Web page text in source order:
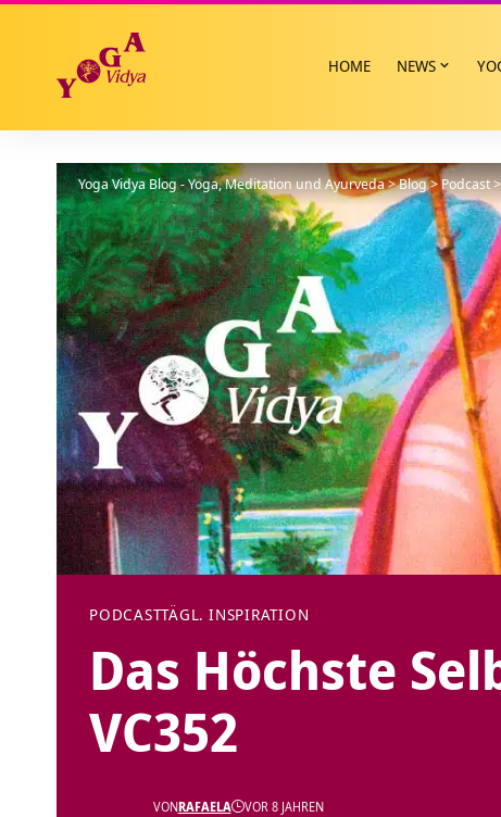
HOME NEWS
Yoga Vidya Blog - Yoga, Meditation und Ayurveda>Blog>Podcast
PODCASTTÄGL. INSPIRATION
Das Höchste
VC352
VONRAFAELA VOR 8 JAHREN